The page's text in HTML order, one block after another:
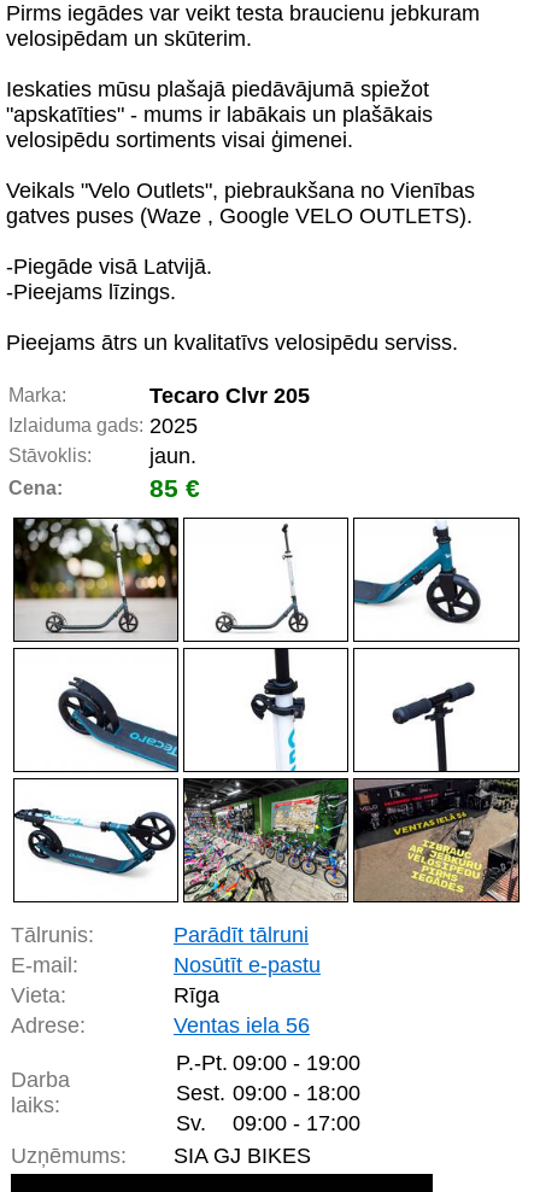
Pirms iegādes var veikt testa braucienu jebkuram
velosipēdam un skūterim.
Ieskaties mūsu plašajā piedāvājumā spiežot
"apskatīties" - mums ir labākais un plašākais
velosipēdu sortiments visai ģimenei.
Veikals "Velo Outlets", piebraukšana no Vienības
gatves puses (Waze , Google VELO OUTLETS).
-Piegāde visā Latvijā.
-Pieejams līzings.
Pieejams ātrs un kvalitatīvs velosipēdu serviss.
Marka: Tecaro Clvr 205
Izlaiduma gads: 2025
Stāvoklis: jaun.
Cena: 85 €
Tālrunis:
Parādīt tālruni
E-mail:
Nosūtīt e-pastu
Vieta:
Rīga
Adrese:
Ventas iela 56
Darba
laiks:
P.-Pt. 09:00 - 19:00
Sest. 09:00 - 18:00
Sv.
09:00 - 17:00
Uzņēmums:
SIA GJ BIKES